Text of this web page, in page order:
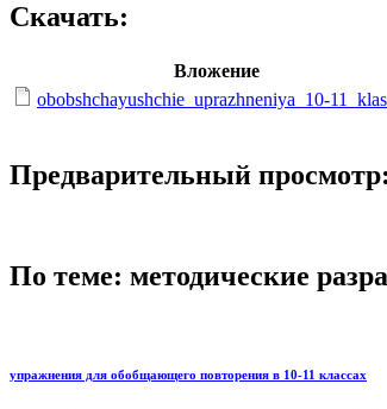
Скачать:
Вложение
obobshchayushchie_uprazhneniya_10-
Предварительный просмотр:
По теме: методические
упражнения для обобщающего повторения в 10-11 классах